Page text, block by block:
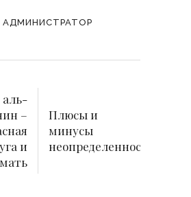
АДМИНИСТРАТОР
–
и
мать
Плюсы и
минусы
неопределенности